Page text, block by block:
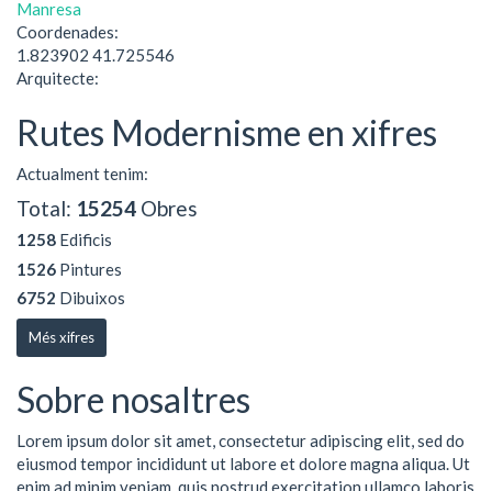
Manresa
Coordenades:
1.823902 41.725546
Arquitecte:
Rutes Modernisme en xifres
Actualment tenim:
Total: 15254 Obres
1258 Edificis
1526 Pintures
6752 Dibuixos
Més xifres
Sobre nosaltres
Lorem ipsum dolor sit amet, consectetur adipiscing elit, sed do
eiusmod tempor incididunt ut labore et dolore magna aliqua. Ut
enim ad minim veniam, quis nostrud exercitation ullamco laboris